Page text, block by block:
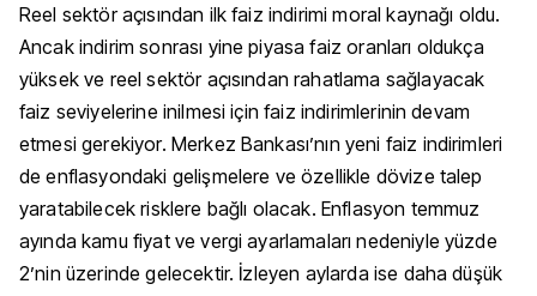
Reel sektör açısından ilk faiz indirimi moral kaynağı oldu.
Ancak indirim sonrası yine piyasa faiz oranları oldukça
yüksek ve reel sektör açısından rahatlama sağlayacak
faiz seviyelerine inilmesi için faiz indirimlerinin devam
etmesi gerekiyor. Merkez Bankası’nın yeni faiz indirimleri
de enflasyondaki gelişmelere ve özellikle dövize talep
yaratabilecek risklere bağlı olacak. Enflasyon temmuz
ayında kamu fiyat ve vergi ayarlamaları nedeniyle yüzde
2’nin üzerinde gelecektir. İzleyen aylarda ise daha düşük